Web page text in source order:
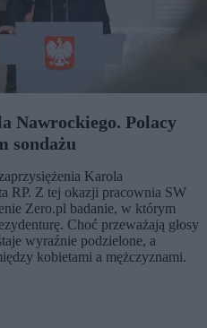
Nawrockiego. Polacy
sondażu
Karola
RP. Z tej okazji pracownia SW
Zero.pl badanie, w którym
Choć przeważają głosy
wyraźnie podzielone, a
kobietami a mężczyznami.